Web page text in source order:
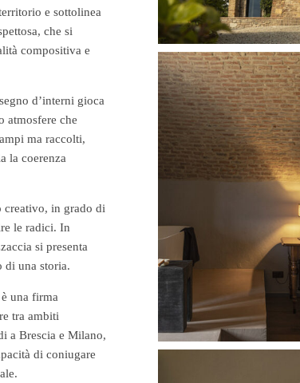
e sottolinea
che si
compositiva e
d’interni gioca
atmosfere che
ma raccolti,
la coerenza
creativo, in grado di
le radici. In
si presenta
di una storia.
è una firma
tra ambiti
a Brescia e Milano,
di coniugare